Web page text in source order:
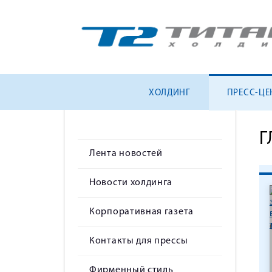
ХОЛДИНГ ПРЕСС-
Лента новостей
Новости холдинга
Корпоративная газета
Контакты для прессы